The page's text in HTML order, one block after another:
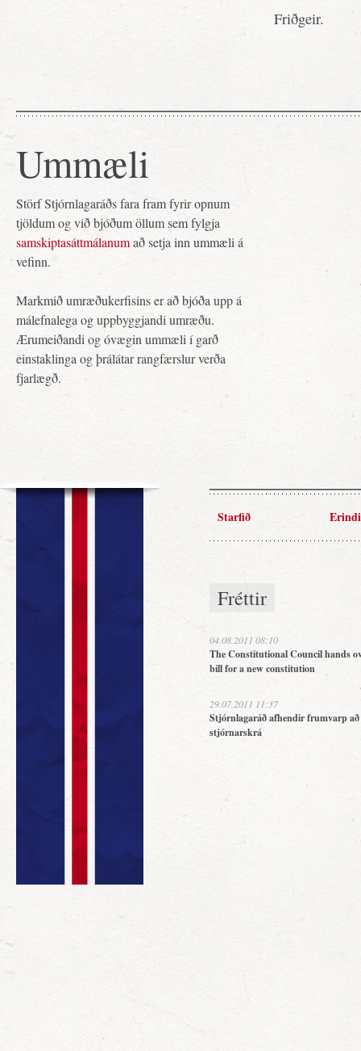
Friðgeir.
Ummæli
Störf Stjórnlagaráðs fara fram fyrir opnum
tjöldum og við bjóðum öllum sem fylgja
samskiptasáttmálanumað setja inn ummæli á
vefinn.
Markmið umræðukerfisins er að bjóða upp á
málefnalega og uppbyggjandi umræðu.
Ærumeiðandi og óvægin ummæli í garð
einstaklinga og þrálátar rangfærslur verða
fjarlægð.
Starfið Erindi
Fréttir
04.08.2011 08:10
The Constitutional Council hands
bill for a new constitution
29.07.2011 11:37
Stjórnlagaráð afhendir frumvarp
stjórnarskrá